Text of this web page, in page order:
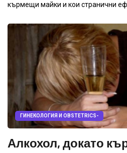
кърмещи майки и кои странични
ГИНЕКОЛОГИЯ И OBSTETRICS-
Алкохол, докато